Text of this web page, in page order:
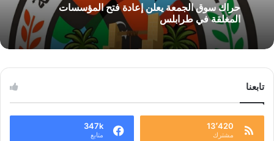
حراك سوق الجمعة يعلن إعادة فتح المؤسسات
المغلقة في طرابلس
تابعنا
13٬420
مشترك
347k
متابع